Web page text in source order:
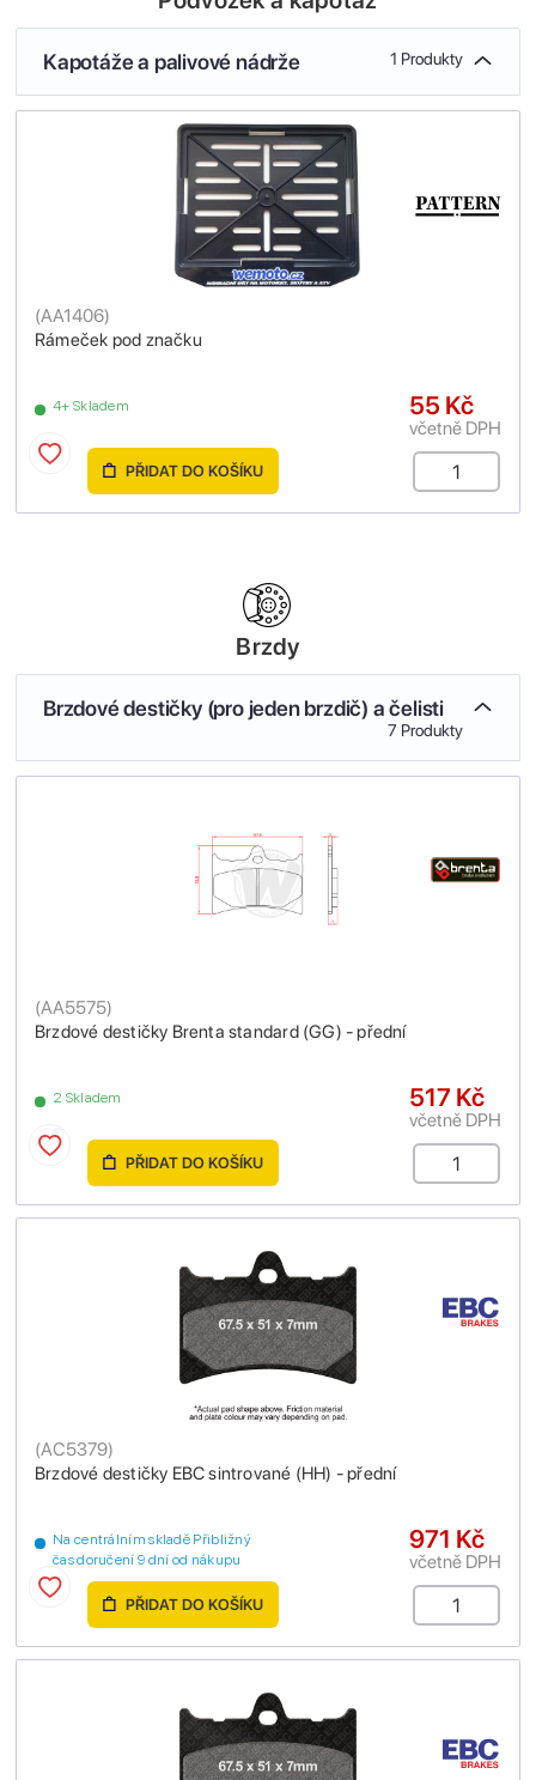
Kapotáže a palivové nádrže 1 Produkty
Rámeček pod značku
(AA1406)
4+ Skladem 55 Kč
včetně DPH
PŘIDAT DO KOŠÍKU
Brzdy
Brzdové destičky (pro jeden brzdič) a čelisti
7 Produkty
Brzdové destičky Brenta standard (GG) - přední
(AA5575)
2 Skladem 517 Kč
včetně DPH
PŘIDAT DO KOŠÍKU
Brzdové destičky EBC sintrované (HH) - přední
(AC5379)
Na centrálním skladě Přibližný
čas doručení 9 dní od nákupu
971 Kč
včetně DPH
PŘIDAT DO KOŠÍKU